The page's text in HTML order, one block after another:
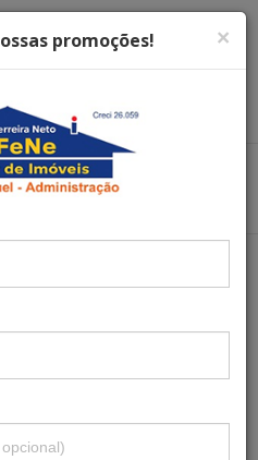
PARA
CENTRO EM
×
promoções!